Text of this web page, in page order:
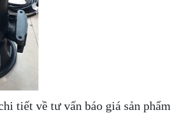
tiết về tư vấn báo giá sản phẩm